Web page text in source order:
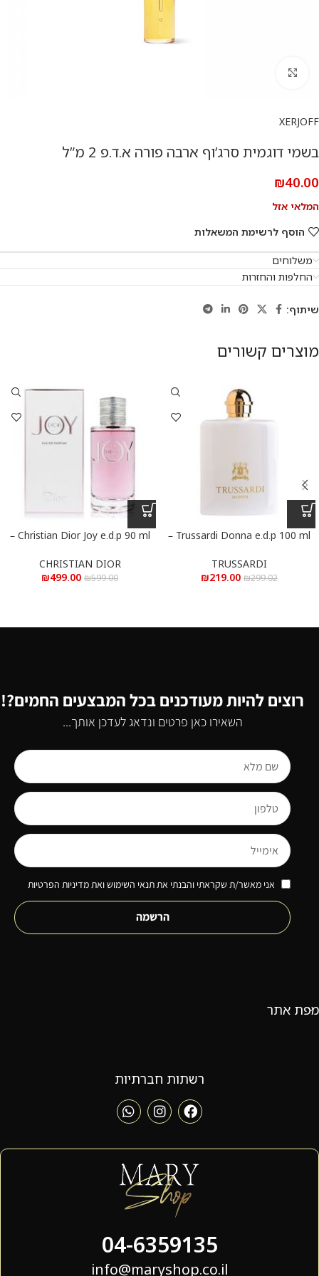
XERJOFF
בשמי דוגמית סרג’וף ארבה פורה א.ד.פ 2 מ”ל
₪40.00
המלאי אזל
הוסף לרשימת המשאלות
משלוחים
החלפות והחזרות
שיתוף:
מוצרים קשורים
Trussardi Donna e.d.p 100 ml –
TRUSSARDI
₪299.02
₪219.00
Christian Dior Joy e.d.p 90 ml –
CHRISTIAN DIOR
₪599.00
₪499.00
רוצים להיות מעודכנים בכל המבצעים החמים?!
השאירו כאן פרטים ונדאג לעדכן אותך...
אני מאשר/ת שקראתי והבנתי את תנאי השימוש ואת מדיניות הפרטיות
הרשמה
מפת אתר
רשתות חברתיות
04-6359135
info@maryshop.co.il